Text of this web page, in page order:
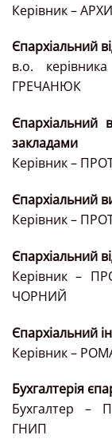
Керівник –
Єпархіальний
в.о.
ГРЕЧАНЮК
Єпархіальний
закладами
Керівник –
Єпархіальний
Керівник –
Єпархіальний
Керівник –
ЧОРНИЙ
Єпархіальний
Керівник –
Бухгалтерія
Бухгалтер –
ГНИП